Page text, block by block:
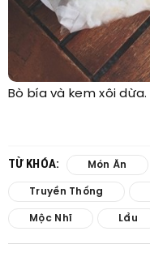
Bò bía và kem xôi dừa.
TỪ KHÓA: Món Ăn
Truyền Thống
Mộc Nhĩ Lẩu